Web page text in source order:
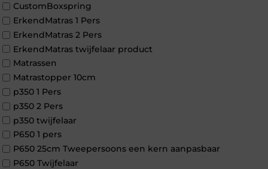
CustomBoxspring
ErkendMatras 1 Pers
ErkendMatras 2 Pers
ErkendMatras twijfelaar product
Matrassen
Matrastopper 10cm
p350 1 Pers
p350 2 Pers
p350 twijfelaar
P650 1 pers
P650 25cm Tweepersoons een kern aanpasbaar
P650 Twijfelaar